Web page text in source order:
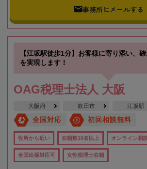
事務所にメールする
【江坂駅徒歩1分】お客様に寄り添い、
を実現します！
OAG税理士法人 大阪
大阪府 吹田市 江坂駅
全国対応 初回相談無料
役所から近い 在籍数10名以上 オンライン相
全国出張対応可 女性税理士在籍